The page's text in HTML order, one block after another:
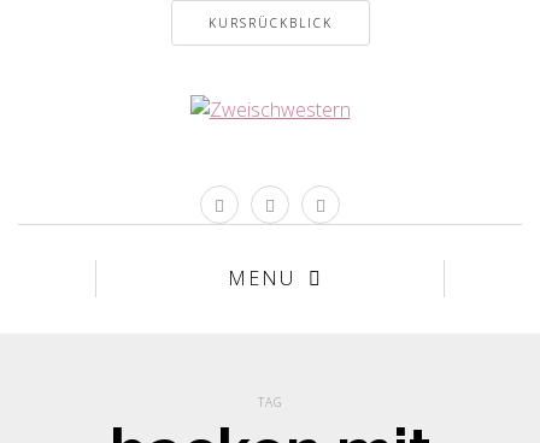
KURSRÜCKBLICK
MENU
TAG